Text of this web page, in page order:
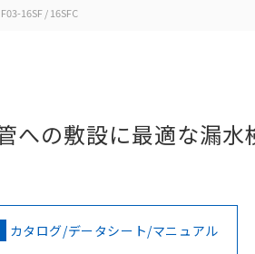
F03-16SF / 16SFC
への敷設に最適な漏水
カタログ/データシート/マニュアル